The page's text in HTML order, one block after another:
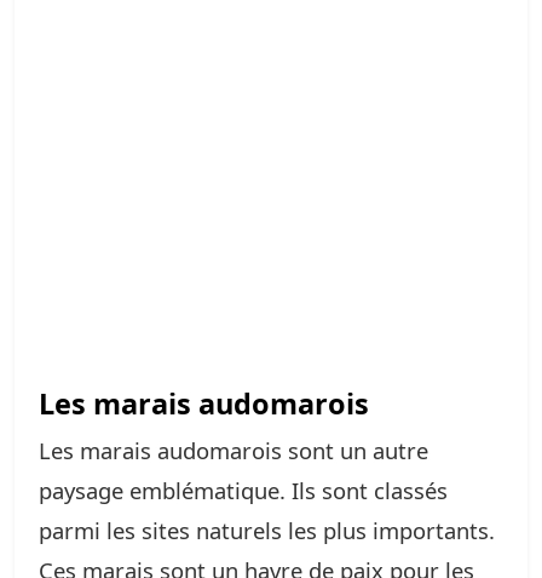
Les marais audomarois
Les marais audomarois sont un autre
paysage emblématique. Ils sont classés
parmi les sites naturels les plus importants.
Ces marais sont un havre de paix pour les